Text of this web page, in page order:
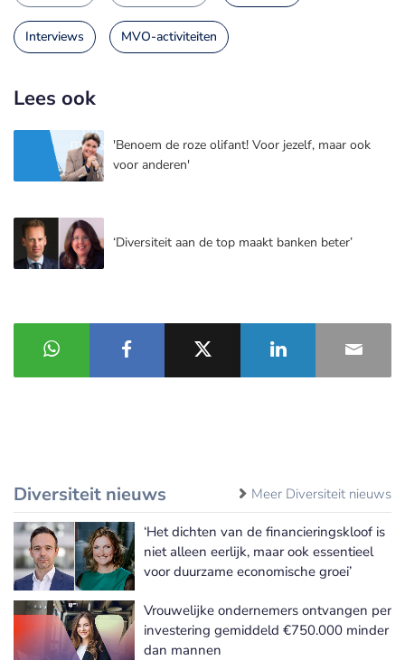
Interviews MVO-activiteiten
Lees ook
'Benoem de roze olifant! Voor jezelf, maar ook
voor anderen'
‘Diversiteit aan de top maakt banken beter’
Diversiteit nieuws Meer Diversiteit nieuws
‘Het dichten van de financieringskloof is
niet alleen eerlijk, maar ook essentieel
voor duurzame economische groei’
Vrouwelijke ondernemers ontvangen per
investering gemiddeld €750.000 minder
dan mannen